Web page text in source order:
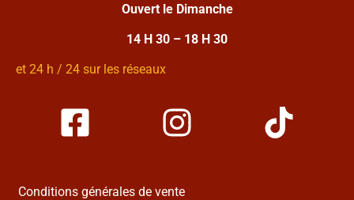
Ouvert le Dimanche
14 H 30 – 18 H 30
et 24 h / 24 sur les réseaux
Conditions générales de vente